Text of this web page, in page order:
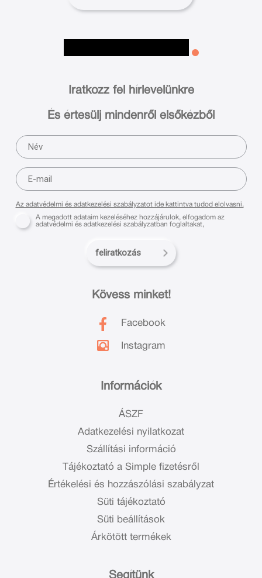
Információk
ÁSZF
Adatkezelési nyilatkozat
Szállítási információ
Tájékoztató a Simple fizetésről
Értékelési és hozzászólási szabályzat
Süti tájékoztató
Süti beállítások
Árkötött termékek
Segítünk
Kövess minket!
Facebook
Instagram
Iratkozz fel hírlevelünkre
És értesülj mindenről elsőkézből
Az adatvédelmi és adatkezelési szabályzatot ide kattintva tudod elolvasni.
A megadott adataim kezeléséhez hozzájárulok, elfogadom az
adatvédelmi és adatkezelési szabályzatban foglaltakat,
feliratkozás